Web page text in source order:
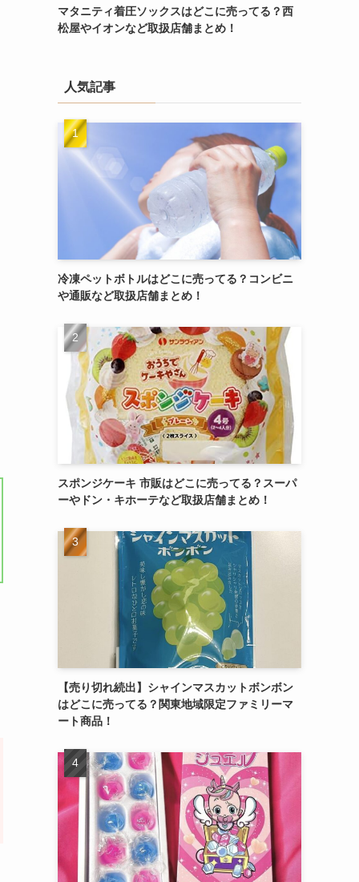
マタニティ着圧ソックスはどこに売ってる？西
松屋やイオンなど取扱店舗まとめ！
人気記事
冷凍ペットボトルはどこに売ってる？コンビニ
や通販など取扱店舗まとめ！
スポンジケーキ 市販はどこに売ってる？スーパ
ーやドン・キホーテなど取扱店舗まとめ！
【売り切れ続出】シャインマスカットボンボン
はどこに売ってる？関東地域限定ファミリーマ
ート商品！